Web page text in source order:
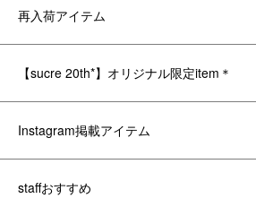
再入荷アイテム
【sucre 20th*】オリジナル限定item＊
Instagram掲載アイテム
staffおすすめ